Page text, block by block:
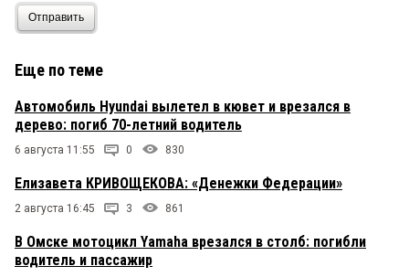
Отправить
Еще по теме
Автомобиль Hyundai вылетел в кювет и врезался в
дерево: погиб 70-летний водитель
6 августа 11:55 0 830
Елизавета КРИВОЩЕКОВА: «Денежки Федерации»
2 августа 16:45 3 861
В Омске мотоцикл Yamaha врезался в столб: погибли
водитель и пассажир